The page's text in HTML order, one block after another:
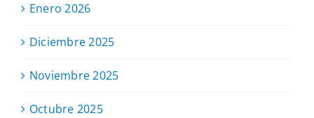
Enero 2026
Diciembre 2025
Noviembre 2025
Octubre 2025